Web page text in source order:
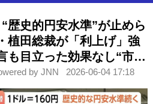
歴史的円安水準”が止めら
植田総裁が「利上げ」強
も目立った効果なし“市場
み済み”
by JNN 2026-06-04 17:18